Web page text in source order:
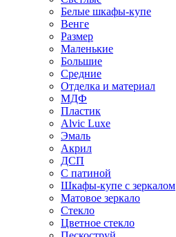
Белые шкафы-купе
Венге
Размер
Маленькие
Большие
Средние
Отделка и материал
МДФ
Пластик
Alvic Luxe
Эмаль
Акрил
ДСП
С патиной
Шкафы-купе с зеркалом
Матовое зеркало
Стекло
Цветное стекло